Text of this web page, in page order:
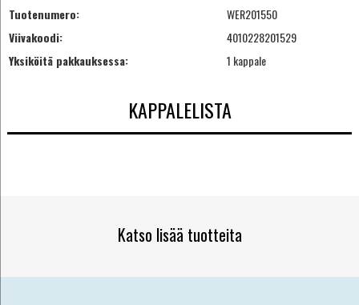
Tuotenumero:
WER201550
Viivakoodi:
4010228201529
Yksiköitä pakkauksessa:
1 kappale
KAPPALELISTA
Katso lisää tuotteita